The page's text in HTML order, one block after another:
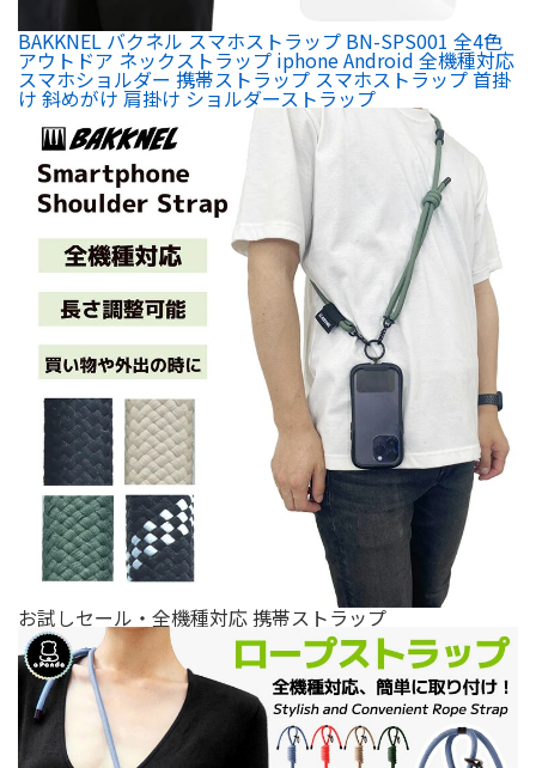
BAKKNEL バクネル スマホストラップ BN-SPS001 全4色
アウトドア ネックストラップ iphone Android 全機種対応
スマホショルダー 携帯ストラップ スマホストラップ 首掛
け 斜めがけ 肩掛け ショルダーストラップ
お試しセール・全機種対応 携帯ストラップ